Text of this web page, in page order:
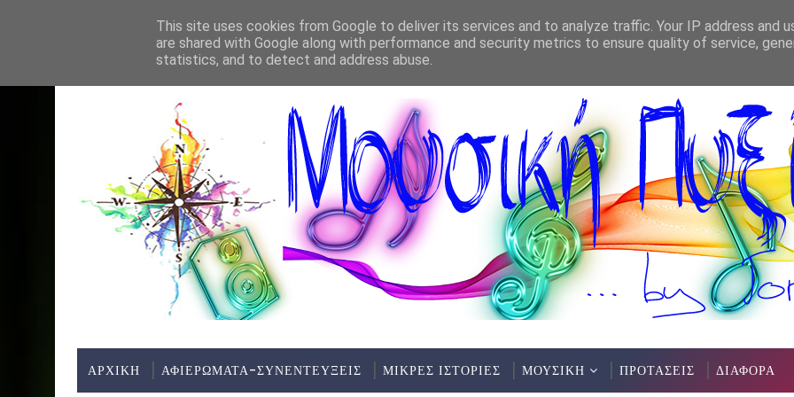
About Contact
ΤΕΛΕΥΤΑΊΑ ΝΈΑ:
ΑΡΧΙΚΗ ΑΦΙΕΡΩΜΑΤΑ-ΣΥΝΕΝΤΕΥΞΕΙΣ ΜΙΚΡΕΣ ΙΣΤΟΡΙΕΣ ΜΟΥΣΙΚΗ ΠΡΟΤΑΣΕΙΣ ΔΙΑΦΟΡΑ
This site uses cookies from Google to deliver its services and to analyze traffic. Your IP address and
are shared with Google along with performance and security metrics to ensure quality of service,
statistics, and to detect and address abuse.